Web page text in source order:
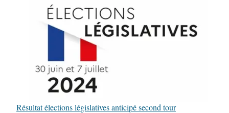
Résultat élections législatives anticipé second tour